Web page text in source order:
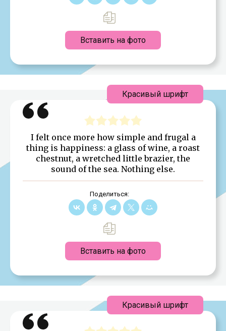
Вставить на фото
I felt once more how simple and frugal a
thing is happiness: a glass of wine, a roast
chestnut, a wretched little brazier, the
sound of the sea. Nothing else.
Поделиться:
Вставить на фото
Красивый шрифт
Красивый шрифт